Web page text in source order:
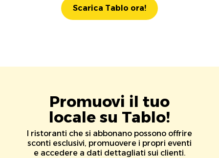
Scarica Tablo ora!
Promuovi il tuo
locale su Tablo!
I ristoranti che si abbonano possono offrire
sconti esclusivi, promuovere i propri eventi
e accedere a dati dettagliati sui clienti.